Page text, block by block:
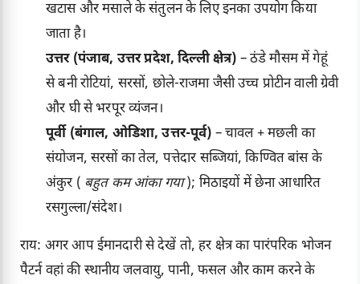
खटास और मसाले के संतुलन के लिए इनका उपयोग किया
जाता है।
उत्तर (पंजाब, उत्तर प्रदेश, दिल्ली क्षेत्र) – ठंडे मौसम में गेहूं
से बनी रोटियां, सरसों, छोले-राजमा जैसी उच्च प्रोटीन वाली ग्रेवी
और घी से भरपूर व्यंजन।
पूर्वी (बंगाल, ओडिशा, उत्तर-पूर्व) – चावल + मछली का
संयोजन, सरसों का तेल, पत्तेदार सब्जियां, किण्वित बांस के
अंकुर ( बहुत कम आंका गया); मिठाइयों में छेना आधारित
रसगुल्ला/संदेश।
राय: अगर आप ईमानदारी से देखें तो, हर क्षेत्र का पारंपरिक भोजन
पैटर्न वहां की स्थानीय जलवायु, पानी, फसल और काम करने के